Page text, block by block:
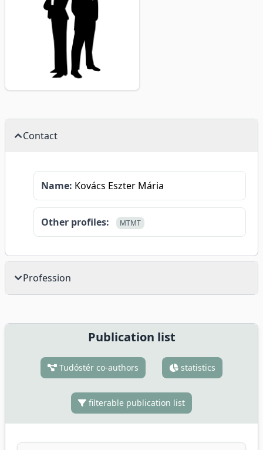
Contact
Name: Kovács Eszter Mária
Other profiles: MTMT
Profession
Publication list
Tudóstér co-authors statistics
filterable publication list